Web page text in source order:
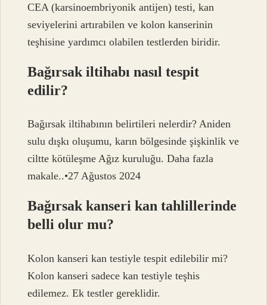
CEA (karsinoembriyonik antijen) testi, kan
seviyelerini artırabilen ve kolon kanserinin
teşhisine yardımcı olabilen testlerden biridir.
Bağırsak iltihabı nasıl tespit
edilir?
Bağırsak iltihabının belirtileri nelerdir? Aniden
sulu dışkı oluşumu, karın bölgesinde şişkinlik ve
ciltte kötüleşme Ağız kuruluğu. Daha fazla
makale..•27 Ağustos 2024
Bağırsak kanseri kan tahlillerinde
belli olur mu?
Kolon kanseri kan testiyle tespit edilebilir mi?
Kolon kanseri sadece kan testiyle teşhis
edilemez. Ek testler gereklidir.